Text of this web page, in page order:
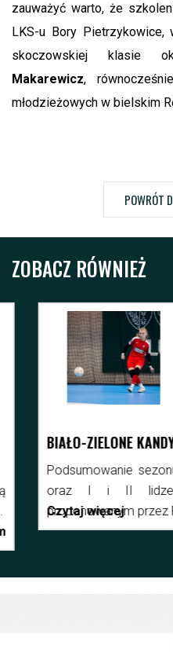
zauważyć warto, że
LKS-u Bory Pietrzykowice,
skoczowskiej klasie
Makarewicz,
młodzieżowych w bielskim
POWRÓT
ZOBACZ RÓWNIEŻ
BIAŁO-ZIELONE
Podsumowanie sezonu
oraz I i II lidze w
proponowanym przez
Czytaj więcej